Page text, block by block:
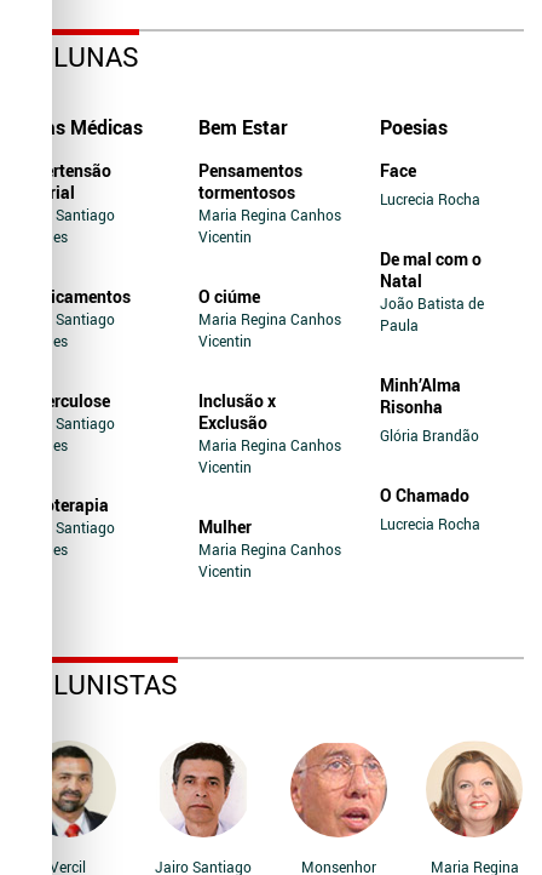
COLUNAS
Dicas Médicas
Hipertensão
Arterial
Jairo Santiago
Novaes
Medicamentos
Jairo Santiago
Novaes
Tuberculose
Jairo Santiago
Novaes
Soroterapia
Jairo Santiago
Novaes
Bem Estar
Pensamentos
tormentosos
Maria Regina Canhos
Vicentin
O ciúme
Maria Regina Canhos
Vicentin
Inclusão x
Exclusão
Maria Regina Canhos
Vicentin
Mulher
Maria Regina Canhos
Vicentin
Poesias
Face
Lucrecia Rocha
De mal com o
Natal
João Batista de
Paula
Minh’Alma
Risonha
Glória Brandão
O Chamado
Lucrecia Rocha
COLUNISTAS
Vercil
Jairo Santiago
Monsenhor
Maria Regina